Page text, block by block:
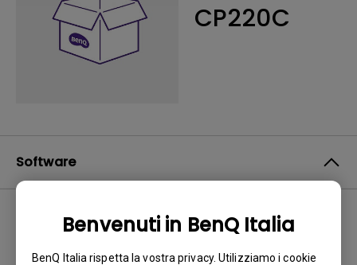
Benvenuti in BenQ Italia
BenQ Italia rispetta la vostra privacy. Utilizziamo i cookie
CP220C
Software
Nessun software o driver